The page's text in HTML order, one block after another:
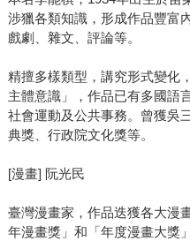
涉獵各類知識，形成作品豐富
戲劇、雜文、評論等。
精擅多樣類型，講究形式變化
主體意識」，作品已有多國語
社會運動及公共事務。曾獲吳
典獎、行政院文化獎等。
[漫畫] 阮光民
臺灣漫畫家，作品迭獲各大漫
年漫畫獎」和「年度漫畫大獎